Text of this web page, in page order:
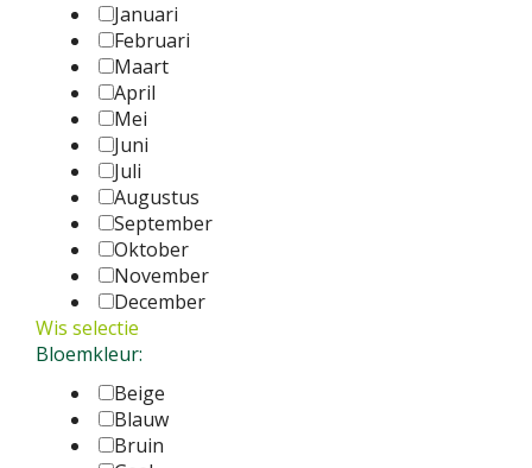
Januari
Februari
Maart
April
Mei
Juni
Juli
Augustus
September
Oktober
November
December
Wis selectie
Bloemkleur:
Beige
Blauw
Bruin